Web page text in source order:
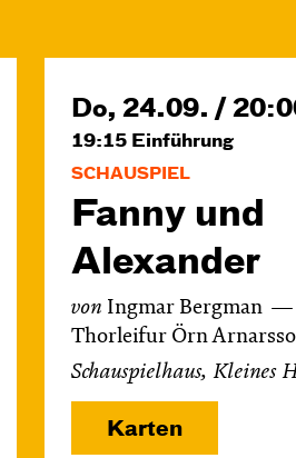
Do, 24.09. /
19:15 Einführung
SCHAUSPIEL
Fanny und
Alexander
von Ingmar Bergman
Thorleifur Örn
Schauspielhaus, Kleines
Karten